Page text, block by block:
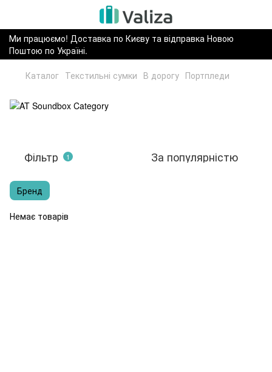
Ми працюємо! Доставка по Києву та відправка Новою
Поштою по Україні.
Каталог Текстильні сумки В дорогу Портпледи
Фільтр 1 За популярністю
Бренд
Немає товарів